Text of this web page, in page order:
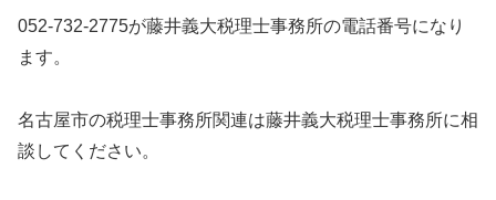
052-732-2775が藤井義大税理士事務所の電話番号になり
ます。
名古屋市の税理士事務所関連は藤井義大税理士事務所に相
談してください。